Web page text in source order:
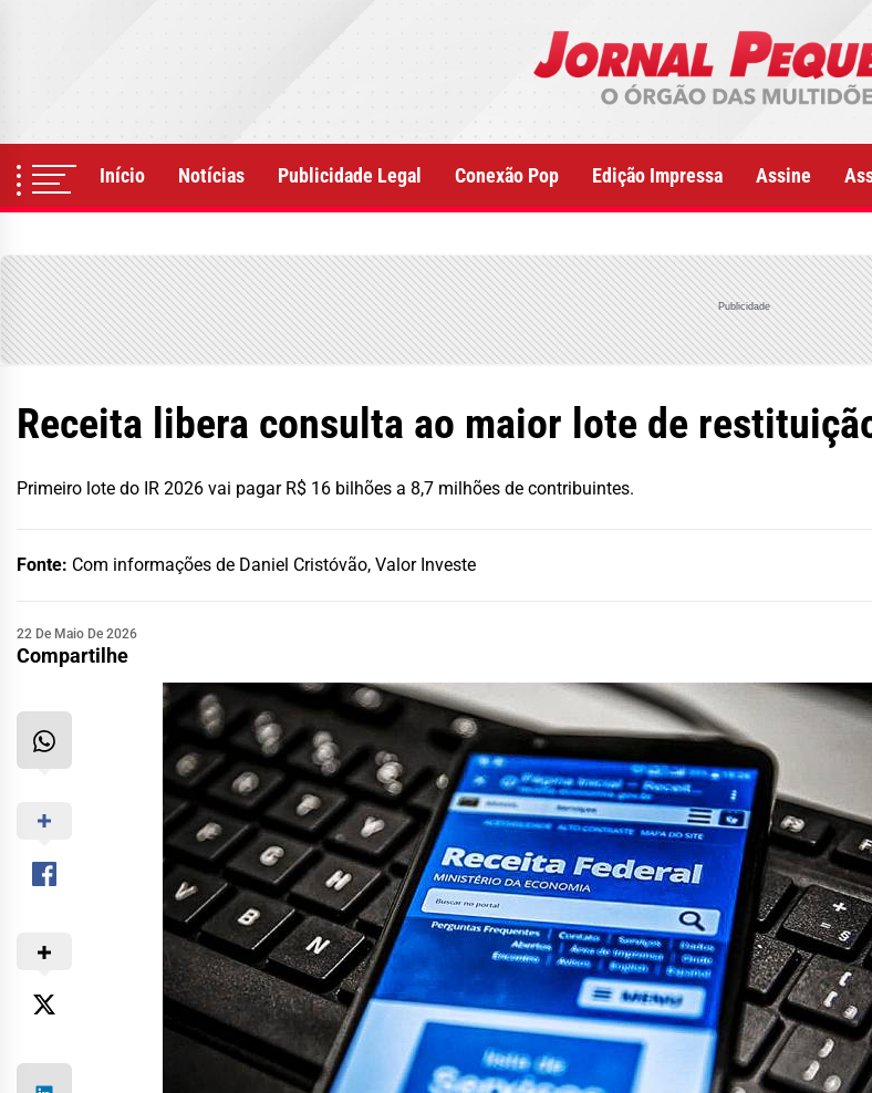
Início Notícias Publicidade Legal Conexão Pop Edição Impressa Assine
Publicidade
Receita libera consulta ao maior lote de
Primeiro lote do IR 2026 vai pagar R$ 16 bilhões a 8,7 milhões de contribuintes.
Fonte: Com informações de Daniel Cristóvão, Valor Investe
22 De Maio De 2026
Compartilhe